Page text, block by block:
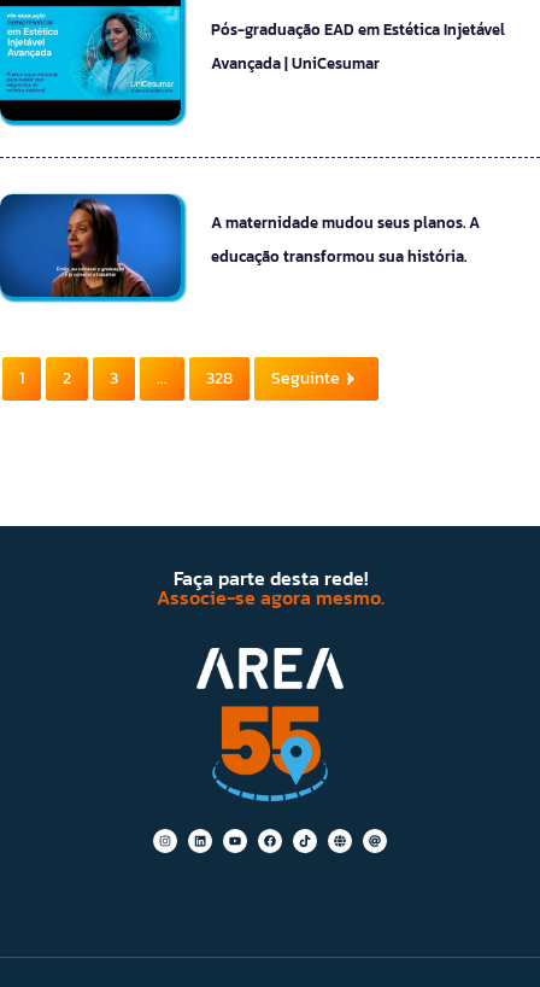
Pós-graduação EAD em Estética Injetável
Avançada | UniCesumar
A maternidade mudou seus planos. A
educação transformou sua história.
1 2 3 ... 328 Seguinte
Faça parte desta rede!
Associe-se agora mesmo.